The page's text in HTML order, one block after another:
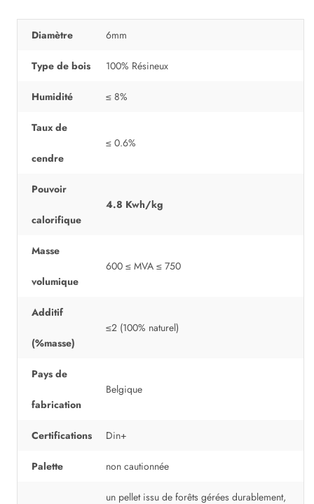
Diamètre 6mm
Type de bois 100% Résineux
Humidité ≤ 8%
Taux de
cendre
≤ 0.6%
Pouvoir
calorifique
4.8 Kwh/kg
Masse
volumique
600 ≤ MVA ≤ 750
Additif
(%masse)
≤2 (100% naturel)
Pays de
fabrication
Belgique
Certifications Din+
Palette non cautionnée
un pellet issu de forêts gérées durablement,